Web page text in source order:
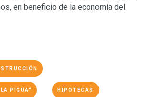
en beneficio de la economía del
PIGUA” HIPOTECAS